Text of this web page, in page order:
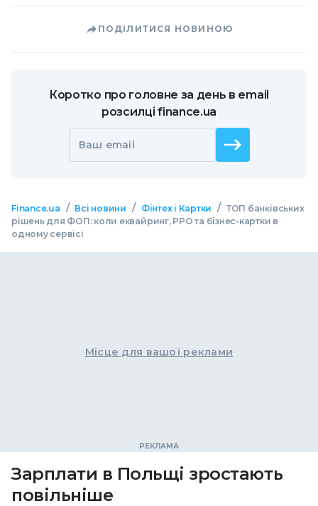
ПОДІЛИТИСЯ НОВИНОЮ
Коротко про головне за день в email
розсилці finance.ua
Ваш email
Finance.ua / Всі новини / Фінтех і Картки / ТОП банківських
рішень для ФОП: коли еквайринг, РРО та бізнес-картки в
одному сервісі
Місце для вашої реклами
Зарплати в Польщі зростають
повільніше